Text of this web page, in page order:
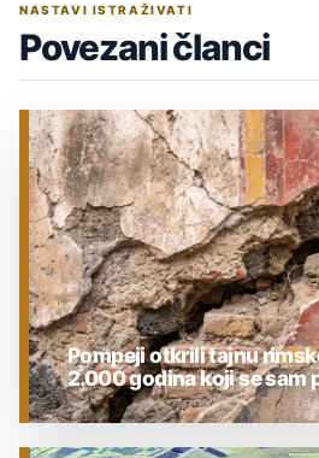
NASTAVI ISTRAŽIVATI
Povezani članci
Pompeji otkrili tajnu
2.000 godina koji se sam